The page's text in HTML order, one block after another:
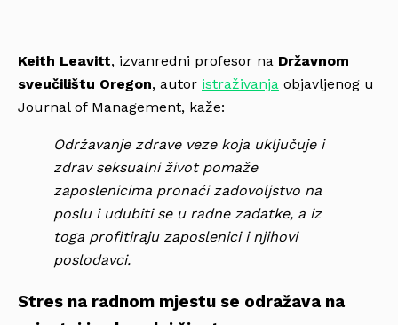
Keith Leavitt, izvanredni profesor na Državnom
sveučilištu Oregon, autor istraživanja objavljenog u
Journal of Management, kaže:
Održavanje zdrave veze koja uključuje i
zdrav seksualni život pomaže
zaposlenicima pronaći zadovoljstvo na
poslu i udubiti se u radne zadatke, a iz
toga profitiraju zaposlenici i njihovi
poslodavci.
Stres na radnom mjestu se odražava na